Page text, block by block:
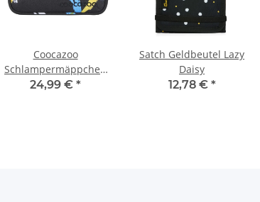
Coocazoo
Schlampermäppchen
Crazy Artnight
24,99 € *
Satch Geldbeutel Lazy
Daisy
12,78 € *